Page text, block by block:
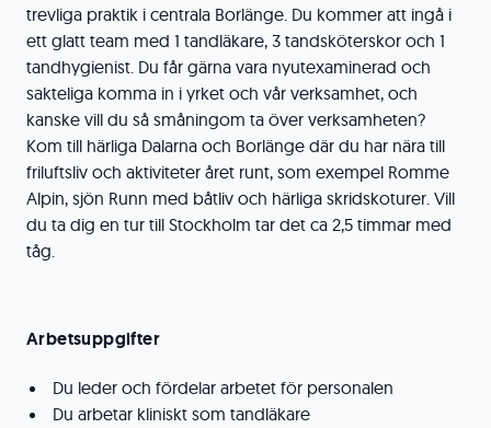
trevliga praktik i centrala Borlänge. Du kommer att ingå i
ett glatt team med 1 tandläkare, 3 tandsköterskor och 1
tandhygienist. Du får gärna vara nyutexaminerad och
sakteliga komma in i yrket och vår verksamhet, och
kanske vill du så småningom ta över verksamheten?
Kom till härliga Dalarna och Borlänge där du har nära till
friluftsliv och aktiviteter året runt, som exempel Romme
Alpin, sjön Runn med båtliv och härliga skridskoturer. Vill
du ta dig en tur till Stockholm tar det ca 2,5 timmar med
tåg.
Arbetsuppgifter
Du leder och fördelar arbetet för personalen
Du arbetar kliniskt som tandläkare